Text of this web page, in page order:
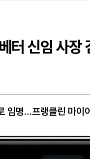
당순손실 0.62달러 기록…가스
산 매각 전략적 검토 범위 확
각으로 3660만달러 처분이익…
46.9% 급증…연간 매출 가이
터 신임 사
임명…프랭클린 마이